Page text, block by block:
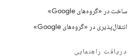
ساخت در «گروه‌های Google»
انتقال‌پذیری در «گروه‌های Google»
دریافت راهنمایی